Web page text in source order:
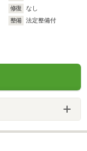
修復
なし
整備
法定整備付